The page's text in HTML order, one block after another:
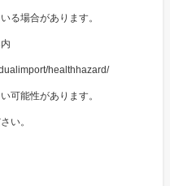
る場合があります。
healthhazard/
可能性があります。
い。